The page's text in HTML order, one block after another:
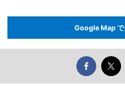
Google Map で